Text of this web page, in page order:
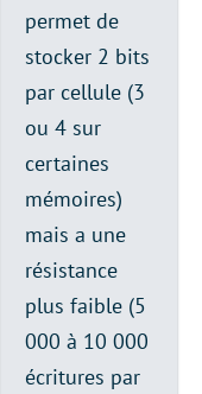
permet de
stocker 2 bits
par cellule (3
ou 4 sur
certaines
mémoires)
mais a une
résistance
plus faible (5
000 à 10 000
écritures par